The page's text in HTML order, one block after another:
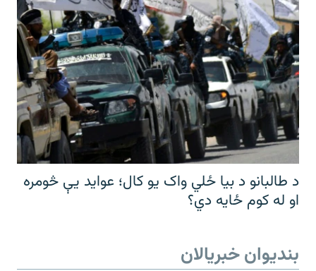
د طالبانو د بیا ځلي واک یو کال؛ عواید یې څومره
او له کوم ځایه دي؟
بندیوان خبریالان